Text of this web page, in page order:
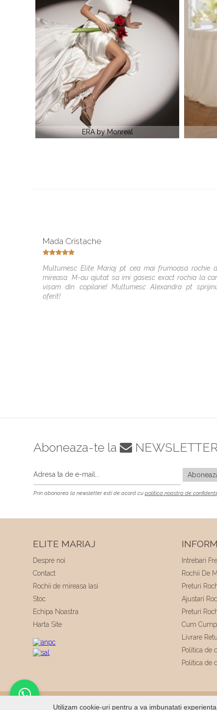
MARGOT by Monreal
Mada Cristache
Multumesc Elite Mariaj pt cea mai frumoasa rochie
mireasa. M-au ajutat sa imi gasesc exact rochia la
visam din copilarie! Multumesc Alexandra pt
oferit!
Aboneaza-te la NEWSLETTER
Prin abonarea la newsletter esti de acord cu politica noastra de
ELITE MARIAJ
Despre noi
Contact
Rochii de mireasa Iasi
Stoc
Echipa Noastra
Harta Site
Intrebari
Rochii De
Preturi
Ajustari
Preturi
Cum
Livrare
Politica de
Politica de
© 2026Elite Mariaj | Toate drepturile rezervate |
Utilizam cookie-uri pentru a va imbunatati